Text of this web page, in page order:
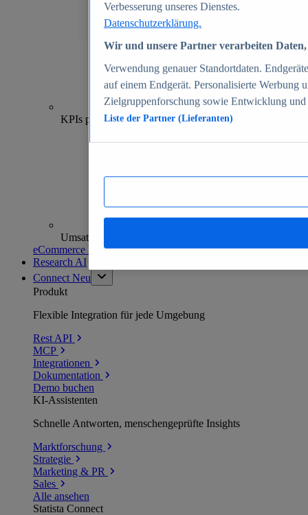
70+
KPIs pro Shop
Umsatzanalysen und -prognosen
eCommerce Insights entdecken
Research AI
Connect Neu
Produkt
Flexible Integration für jede Umgebung
Rest API
MCP
Integrationen
Dokumentation
Demo buchen
KI-Assistenten
Schnelle Antworten, menschengeprüfte Insights
Marktforschung
Strategie
Marketing & PR
Sales
Alle ansehen
Statista Connect
Verbesserung unseres Dienstes.
Datenschutzerklärung.
Wir und unsere Partner verarbeiten
Verwendung genauer Standortdaten.
auf einem Endgerät. Personalisierte Werbung
Zielgruppenforschung sowie Entwicklung
Liste der Partner (Lieferanten)